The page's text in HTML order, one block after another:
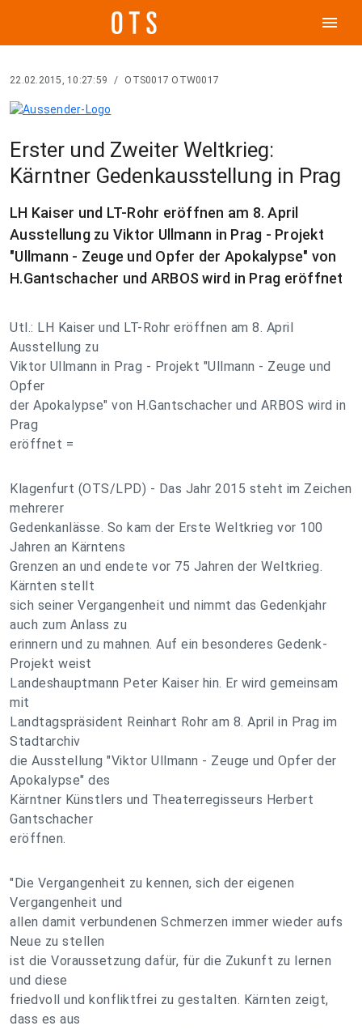
menu
22.02.2015, 10:27:59 / OTS0017 OTW0017
Erster und Zweiter Weltkrieg:
Kärntner Gedenkausstellung in Prag
LH Kaiser und LT-Rohr eröffnen am 8. April
Ausstellung zu Viktor Ullmann in Prag - Projekt
"Ullmann - Zeuge und Opfer der Apokalypse" von
H.Gantschacher und ARBOS wird in Prag eröffnet
Utl.: LH Kaiser und LT-Rohr eröffnen am 8. April
Ausstellung zu
Viktor Ullmann in Prag - Projekt "Ullmann - Zeuge und
Opfer
der Apokalypse" von H.Gantschacher und ARBOS wird in
Prag
eröffnet =
Klagenfurt (OTS/LPD) - Das Jahr 2015 steht im Zeichen
mehrerer
Gedenkanlässe. So kam der Erste Weltkrieg vor 100
Jahren an Kärntens
Grenzen an und endete vor 75 Jahren der Weltkrieg.
Kärnten stellt
sich seiner Vergangenheit und nimmt das Gedenkjahr
auch zum Anlass zu
erinnern und zu mahnen. Auf ein besonderes Gedenk-
Projekt weist
Landeshauptmann Peter Kaiser hin. Er wird gemeinsam
mit
Landtagspräsident Reinhart Rohr am 8. April in Prag im
Stadtarchiv
die Ausstellung "Viktor Ullmann - Zeuge und Opfer der
Apokalypse" des
Kärntner Künstlers und Theaterregisseurs Herbert
Gantschacher
eröffnen.
"Die Vergangenheit zu kennen, sich der eigenen
Vergangenheit und
allen damit verbundenen Schmerzen immer wieder aufs
Neue zu stellen
ist die Voraussetzung dafür, für die Zukunft zu lernen
und diese
friedvoll und konfliktfrei zu gestalten. Kärnten zeigt,
dass es aus